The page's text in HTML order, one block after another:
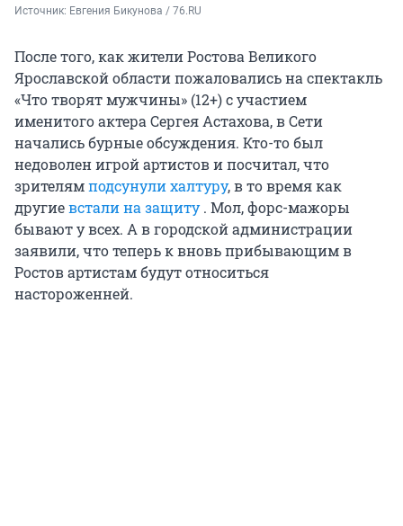
Источник: Евгения Бикунова / 76.RU
После того, как жители Ростова Великого
Ярославской области пожаловались на спектакль
«Что творят мужчины» (12+) с участием
именитого актера Сергея Астахова, в Сети
начались бурные обсуждения. Кто-то был
недоволен игрой артистов и посчитал, что
зрителямподсунули халтуру, в то время как
другиевстали на защиту. Мол, форс-мажоры
бывают у всех. А в городской администрации
заявили, что теперь к вновь прибывающим в
Ростов артистам будут относиться
настороженней.